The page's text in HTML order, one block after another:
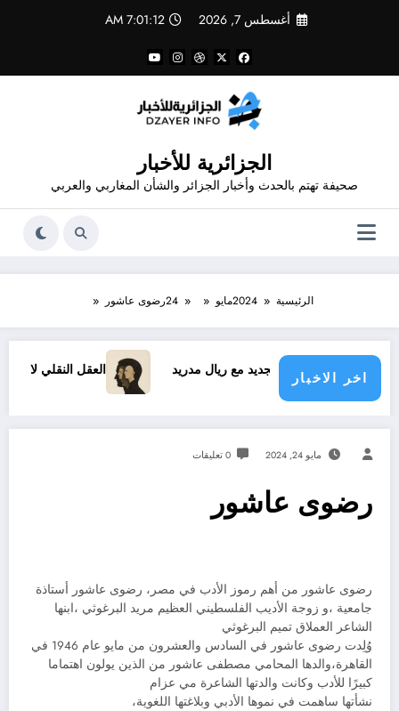
أغسطس 7, 2026 7:01:12 AM
الجزائرية للأخبار
صحيفة تهتم بالحدث وأخبار الجزائر والشأن المغاربي والعربي
الرئيسية 2024مايو 24رضوى عاشور
اخر الاخبار
فينيسيوس الجديد مع ريال مدريد العقل النقلي لا يبدع حتى
مايو 24, 2024 0 تعليقات
رضوى عاشور
رضوى عاشور من أهم رموز الأدب في مصر، رضوى عاشور أستاذة
جامعية ،و زوجة الأديب الفلسطيني العظيم مريد البرغوثي ،ابنها
الشاعر العملاق تميم البرغوثي
وُلِدت رضوى عاشور في السادس والعشرون من مايو عام 1946 في
القاهرة،والدها المحامي مصطفى عاشور من الذين يولون اهتماما
كبيرًا للأدب وكانت والدتها الشاعرة مي عزام
نشأتها ساهمت في نموها الأدبي وبلاغتها اللغوية،